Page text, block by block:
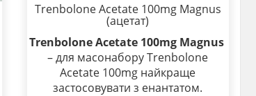
Trenbolone Acetate 100mg Magnus
(ацетат)
Trenbolone Acetate 100mg Magnus
– для масонабору Trenbolone
Acetate 100mg найкраще
застосовувати з енантатом.